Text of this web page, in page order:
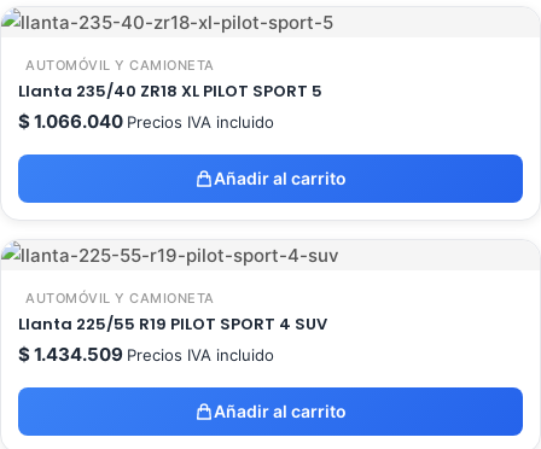
AUTOMÓVIL Y CAMIONETA
Llanta 235/40 ZR18 XL PILOT SPORT 5
$1.066.040 Precios IVA incluido
Añadir al carrito
AUTOMÓVIL Y CAMIONETA
Llanta 225/55 R19 PILOT SPORT 4 SUV
$1.434.509 Precios IVA incluido
Añadir al carrito